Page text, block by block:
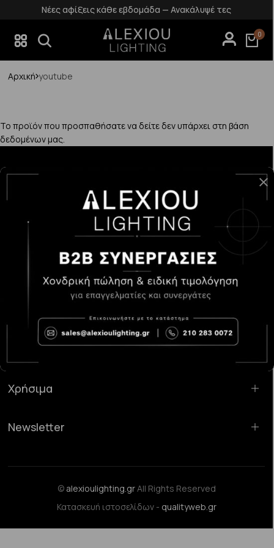
Νέες αφίξεις κάθε εβδομάδα — Ανακάλυψέ τες
0
Αρχική youtube
Το προϊόν που προσπαθήσατε να δείτε δεν υπάρχει στη βάση
δεδομένων μας.
Κατάστημα Χαλάνδρι:Σαρανταπόρου 55, 15232, Χαλάνδρι
sales@alexioulighting.gr
210 283 0072
6983123181
Χρήσιμα
Newsletter
© alexioulighting.grAll Rights Reserved
Κατασκευή ιστοσελίδων - qualityweb.gr